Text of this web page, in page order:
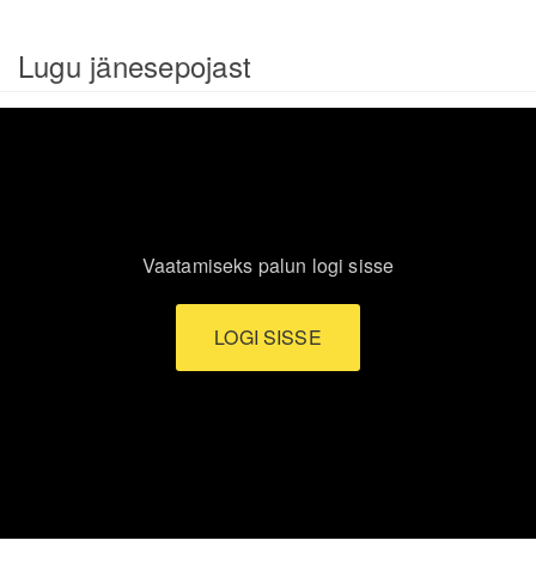
Lugu jänesepojast
Vaatamiseks palun logi sisse
LOGI SISSE